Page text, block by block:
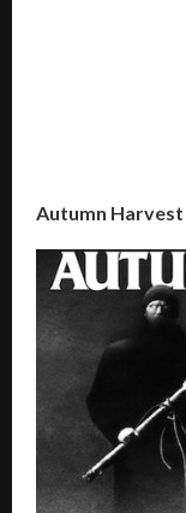
Autumn Harvest